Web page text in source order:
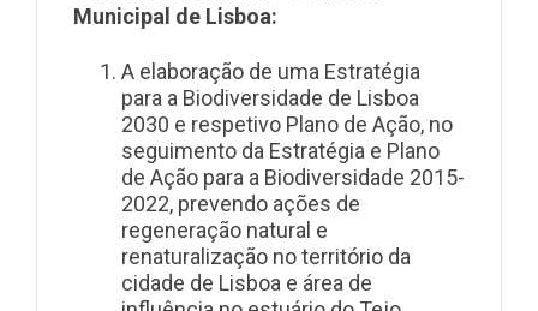
Municipal de Lisboa:
A elaboração de uma Estratégia
para a Biodiversidade de Lisboa
2030 e respetivo Plano de Ação, no
seguimento da Estratégia e Plano
de Ação para a Biodiversidade 2015-
2022, prevendo ações de
regeneração natural e
renaturalização no território da
cidade de Lisboa e área de